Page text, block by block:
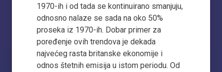
1970-ih i od tada se kontinuirano smanjuju,
odnosno nalaze se sada na oko 50%
proseka iz 1970-ih. Dobar primer za
poređenje ovih trendova je dekada
najvećeg rasta britanske ekonomije i
odnos štetnih emisija u istom periodu. Od